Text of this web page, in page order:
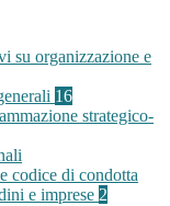
su organizzazione e
16
strategico-
codice di condotta
e imprese 2